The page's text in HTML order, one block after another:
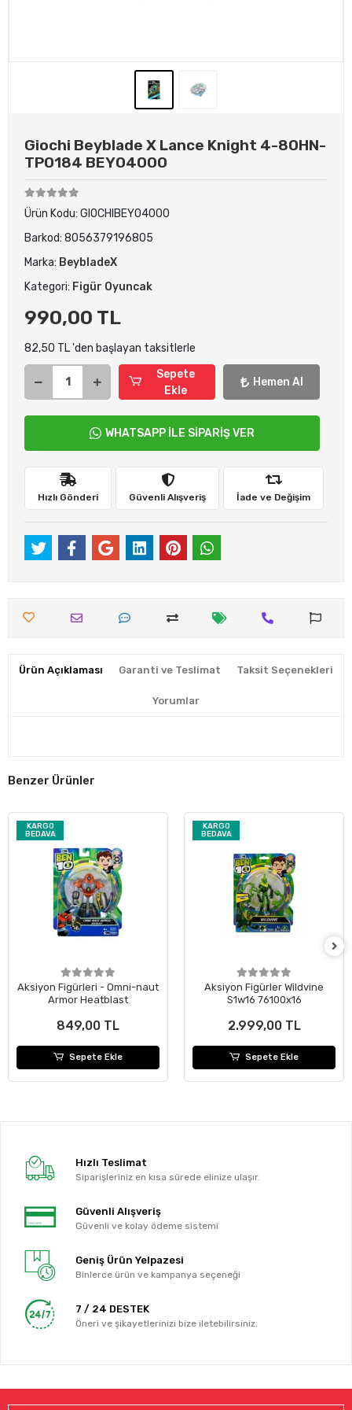
Giochi Beyblade X Lance Knight 4-80HN-
TP0184 BEY04000
Ürün Kodu: GIOCHIBEY04000
Barkod: 8056379196805
Marka: BeybladeX
Kategori: Figür Oyuncak
990,00 TL
82,50 TL 'den başlayan taksitlerle
Sepete
Ekle
Hemen Al
WHATSAPP İLE SİPARİŞ VER
Hızlı Gönderi Güvenli Alışveriş İade ve Değişim
Ürün Açıklaması Garanti ve Teslimat Taksit Seçenekleri
Yorumlar
Benzer Ürünler
KARGO
BEDAVA
Aksiyon Figürleri - Omni-naut
Armor Heatblast
849,00 TL
Sepete Ekle
KARGO
BEDAVA
Aksiyon Figürler Wildvine
S1w16 76100x16
2.999,00 TL
Sepete Ekle
Hızlı Teslimat
Siparişleriniz en kısa sürede elinize ulaşır.
Güvenli Alışveriş
Güvenli ve kolay ödeme sistemi
Geniş Ürün Yelpazesi
Binlerce ürün ve kampanya seçeneği
7 / 24 DESTEK
Öneri ve şikayetlerinizi bize iletebilirsiniz.